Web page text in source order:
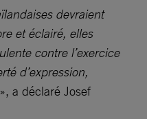
devraient
et éclairé, elles
contre l’exercice
d’expression,
», a déclaré Josef